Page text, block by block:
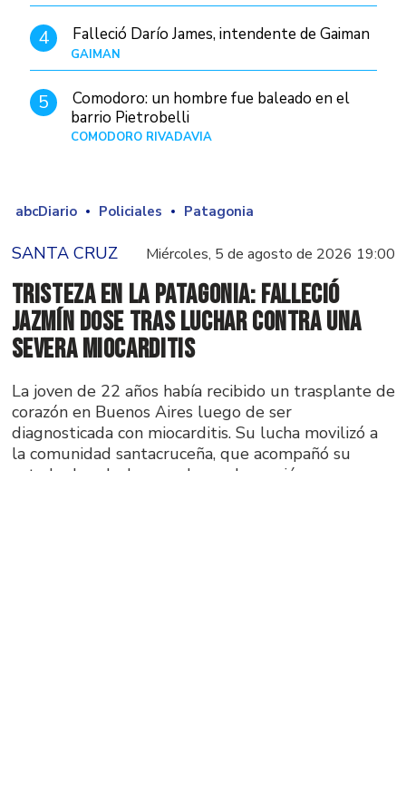
4 Falleció Darío James, intendente de Gaiman
GAIMAN
5
Comodoro: un hombre fue baleado en el
barrio Pietrobelli
COMODORO RIVADAVIA
abcDiario Policiales Patagonia
SANTA CRUZ Miércoles, 5 de agosto de 2026 19:00
Tristeza en la Patagonia: falleció
Jazmín Dose tras luchar contra una
severa miocarditis
La joven de 22 años había recibido un trasplante de
corazón en Buenos Aires luego de ser
diagnosticada con miocarditis. Su lucha movilizó a
la comunidad santacruceña, que acompañó su
estado de salud con cadenas de oración.